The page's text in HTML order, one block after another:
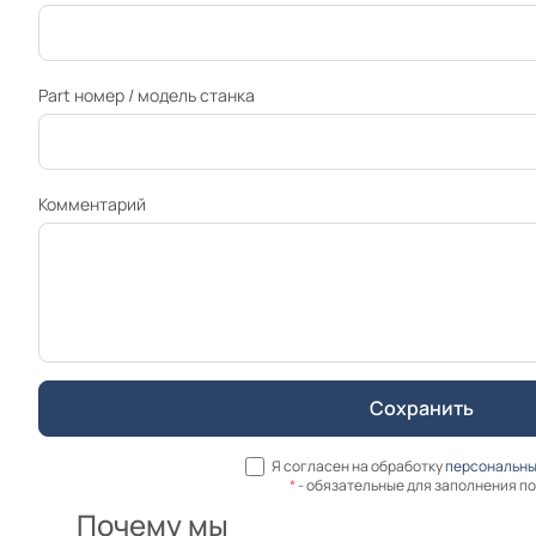
Part номер / модель станка
Комментарий
Я согласен на обработку
*- обязательные для заполнения
Почему мы